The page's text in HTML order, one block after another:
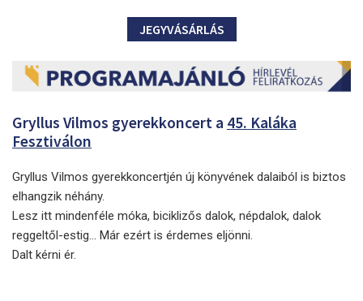
JEGYVÁSÁRLÁS
Gryllus Vilmos gyerekkoncert a 45. Kaláka
Fesztiválon
Gryllus Vilmos gyerekkoncertjén új könyvének dalaiból is biztos
elhangzik néhány.
Lesz itt mindenféle móka, biciklizős dalok, népdalok, dalok
reggeltől-estig… Már ezért is érdemes eljönni.
Dalt kérni ér.